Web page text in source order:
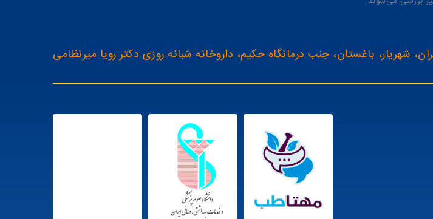
شهریار، باغستان، جنب درمانگاه حکیم، داروخانه شبانه روزی دکتر رویا میرنظامی